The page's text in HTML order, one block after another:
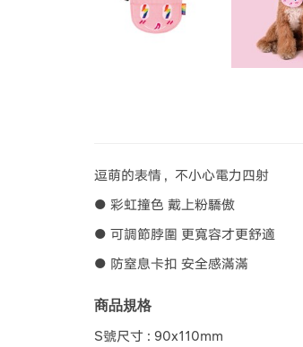
逗萌的表情，不小心電力四射
● 彩虹撞色 戴上粉驕傲
● 可調節脖圍 更寬容才更舒適
● 防窒息卡扣 安全感滿滿
商品規格
S號尺寸 : 90x110mm